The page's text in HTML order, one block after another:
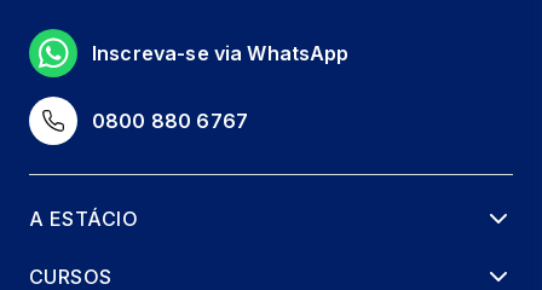
0800 880 6767
Inscreva-se via WhatsApp
A ESTÁCIO
CURSOS